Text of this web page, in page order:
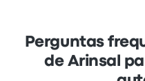
Perguntas
de Arinsal